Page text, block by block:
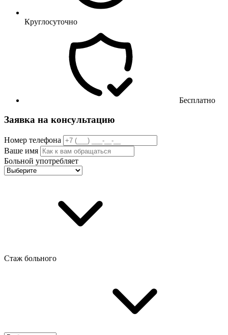
Круглосуточно
Бесплатно
Заявка на консультацию
Номер телефона
Ваше имя
Больной употребляет
Стаж больного